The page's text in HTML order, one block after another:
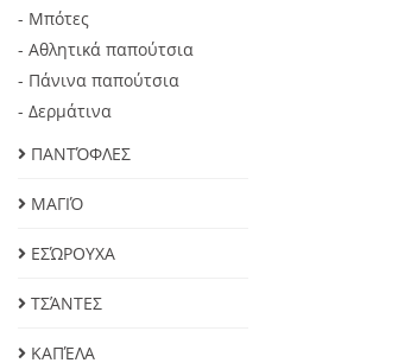
- Μπότες
- Αθλητικά παπούτσια
- Πάνινα παπούτσια
- Δερμάτινα
ΠΑΝΤΌΦΛΕΣ
ΜΑΓΙΌ
ΕΣΏΡΟΥΧΑ
ΤΣΆΝΤΕΣ
ΚΑΠΈΛΑ